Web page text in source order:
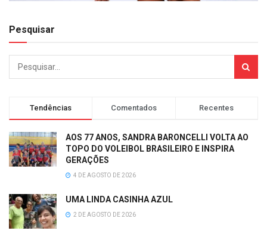
Pesquisar
Tendências Comentados Recentes
AOS 77 ANOS, SANDRA BARONCELLI VOLTA AO
TOPO DO VOLEIBOL BRASILEIRO E INSPIRA
GERAÇÕES
4 DE AGOSTO DE 2026
UMA LINDA CASINHA AZUL
2 DE AGOSTO DE 2026